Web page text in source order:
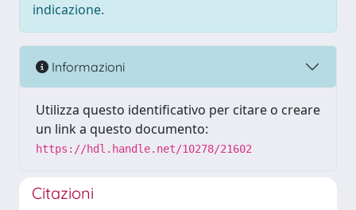
indicazione.
Informazioni
Utilizza questo identificativo per citare o creare
un link a questo documento:
https://hdl.handle.net/10278/21602
Citazioni